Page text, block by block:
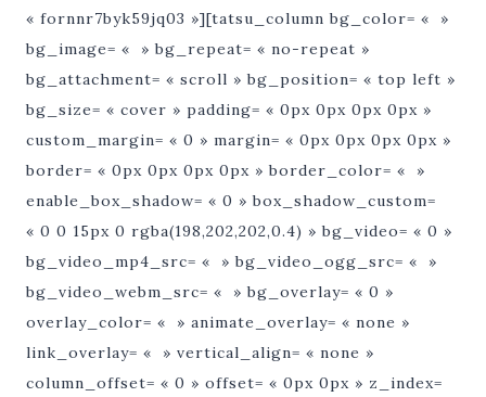
« fornnr7byk59jq03 »][tatsu_column bg_color= « »
bg_image= « » bg_repeat= « no-repeat »
bg_attachment= « scroll » bg_position= « top left »
bg_size= « cover » padding= « 0px 0px 0px 0px »
custom_margin= « 0 » margin= « 0px 0px 0px 0px »
border= « 0px 0px 0px 0px » border_color= « »
enable_box_shadow= « 0 » box_shadow_custom=
« 0 0 15px 0 rgba(198,202,202,0.4) » bg_video= « 0 »
bg_video_mp4_src= « » bg_video_ogg_src= « »
bg_video_webm_src= « » bg_overlay= « 0 »
overlay_color= « » animate_overlay= « none »
link_overlay= « » vertical_align= « none »
column_offset= « 0 » offset= « 0px 0px » z_index=